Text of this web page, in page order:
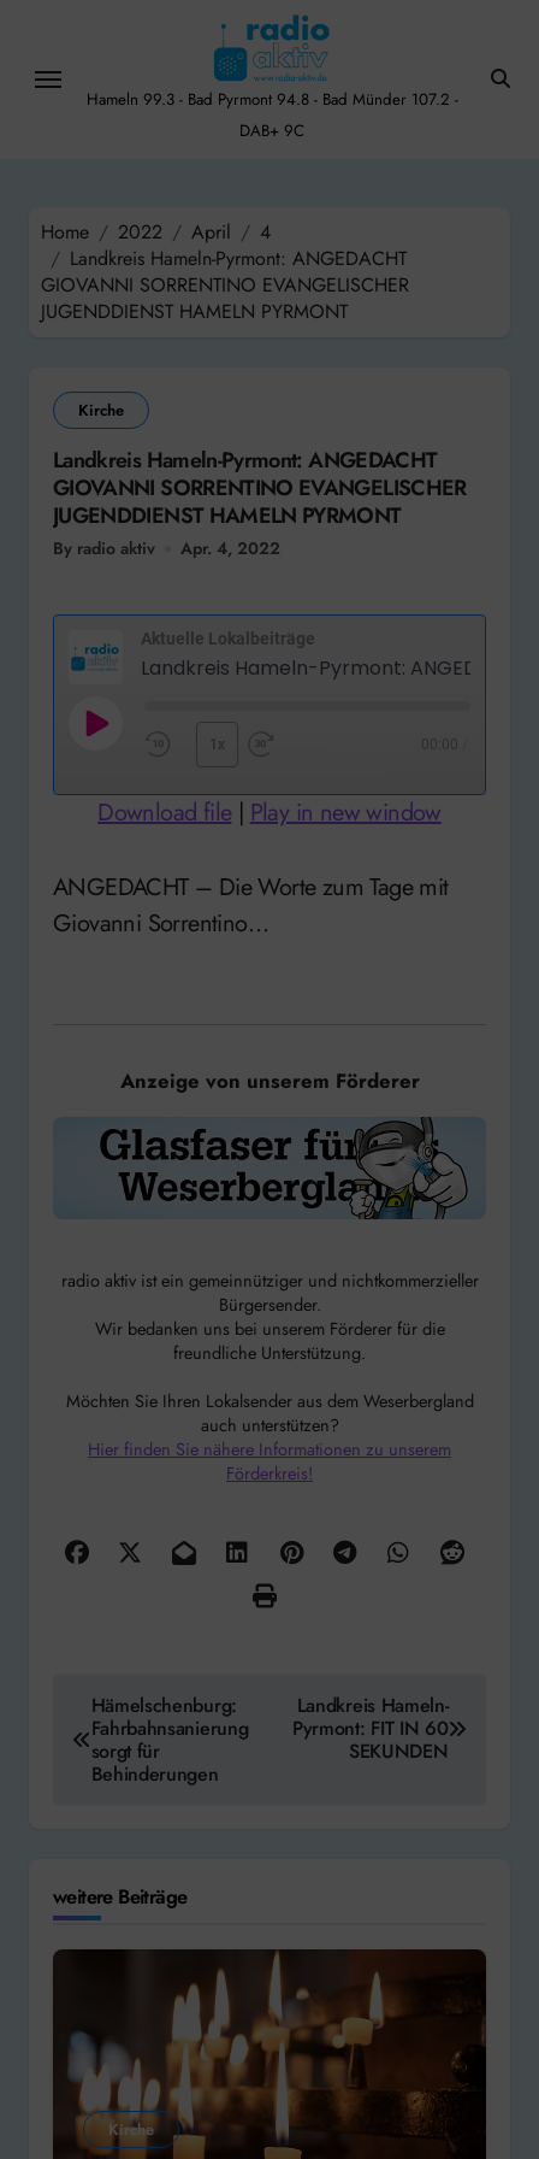
content
Hameln 99.3 - Bad Pyrmont 94.8 - Bad Münder 107.2 -
DAB+ 9C
Home 2022 April
4
Landkreis Hameln-Pyrmont: ANGEDACHT
GIOVANNI SORRENTINO EVANGELISCHER
JUGENDDIENST HAMELN PYRMONT
Kirche
Landkreis Hameln-Pyrmont: ANGEDACHT
GIOVANNI SORRENTINO EVANGELISCHER
JUGENDDIENST HAMELN PYRMONT
By radio aktiv Apr. 4, 2022
Aktuelle Lokalbeiträge
Play
10
Seconds
1x
Forward
Download file| Play in new window
ANGEDACHT – Die Worte zum Tage mit
Giovanni Sorrentino…
Anzeige von unserem Förderer
radio aktiv ist ein gemeinnütziger und nichtkommerzieller
Bürgersender.
Wir bedanken uns bei unserem Förderer für die
freundliche Unterstützung.
Möchten Sie Ihren Lokalsender aus dem Weserbergland
auch unterstützen?
Hier finden Sie nähere Informationen zu unserem
Förderkreis!
Beitragsnavigation
Hämelschenburg:
Fahrbahnsanierung
sorgt für
Behinderungen
Landkreis Hameln-
Pyrmont: FIT IN 60
SEKUNDEN
weitere Beiträge
Kirche